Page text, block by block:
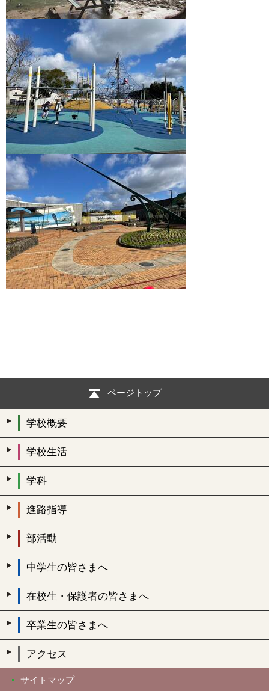
ページトップ
学校概要
学校生活
学科
進路指導
部活動
中学生の皆さまへ
在校生・保護者の皆さまへ
卒業生の皆さまへ
アクセス
サイトマップ